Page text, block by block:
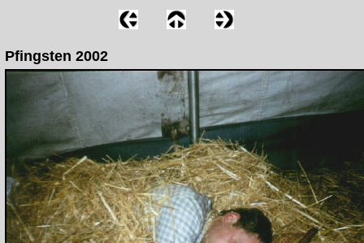
Pfingsten 2002